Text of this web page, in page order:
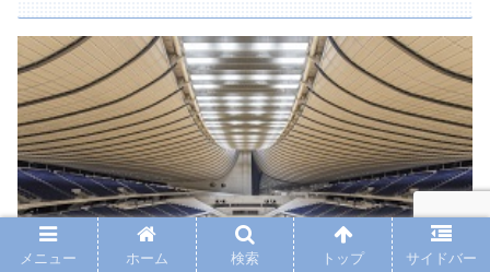
メニュー ホーム 検索 トップ サイドバー